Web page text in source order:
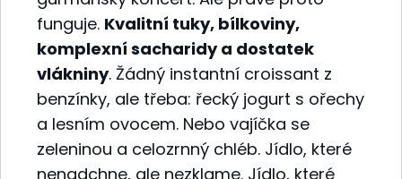
funguje. Kvalitní tuky, bílkoviny,
komplexní sacharidy a dostatek
vlákniny. Žádný instantní croissant z
benzínky, ale třeba: řecký jogurt s ořechy
a lesním ovocem. Nebo vajíčka se
zeleninou a celozrnný chléb. Jídlo, které
nenadchne, ale nezklame. Jídlo, které